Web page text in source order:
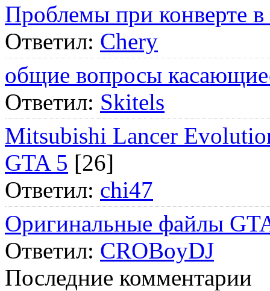
Проблемы при конверте
Ответил: Chery
общие вопросы
Ответил: Skitels
Mitsubishi Lancer
GTA 5 [26]
Ответил: chi47
Оригинальные файлы
Ответил: CROBoyDJ
Последние комментарии